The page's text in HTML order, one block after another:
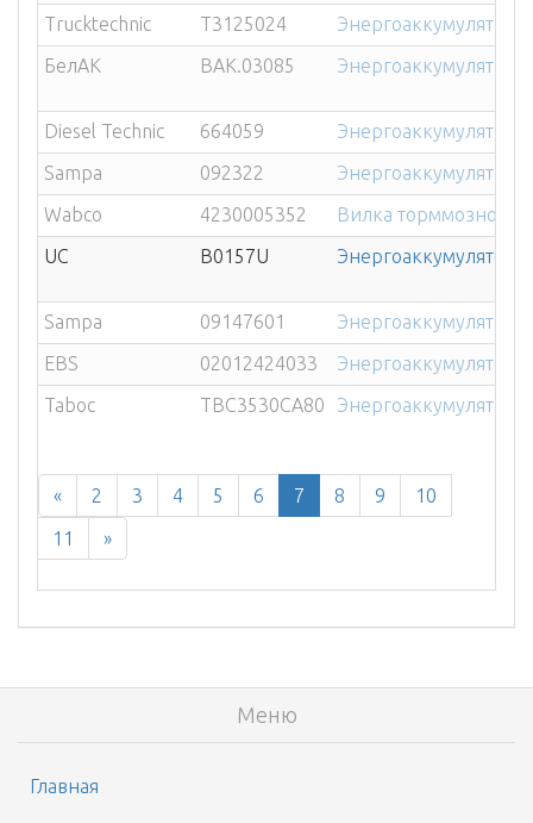
Trucktechnic
T3125024
Энергоаккумулятор
БелАК
BAK.03085 Энергоаккумулятор
Diesel Technic 664059
Энергоаккумулятор
Sampa
092322
Энергоаккумулятор
Wabco
4230005352
Вилка торммозной
UC
B0157U Энергоаккумулятор
Sampa 09147601
Энергоаккумулятор
EBS
02012424033
Энергоаккумулятор
Taboc
TBC3530CA80 Энергоаккумулятор
« 2 3 4 5 6 7 8 9
10
11
»
Меню
Главная